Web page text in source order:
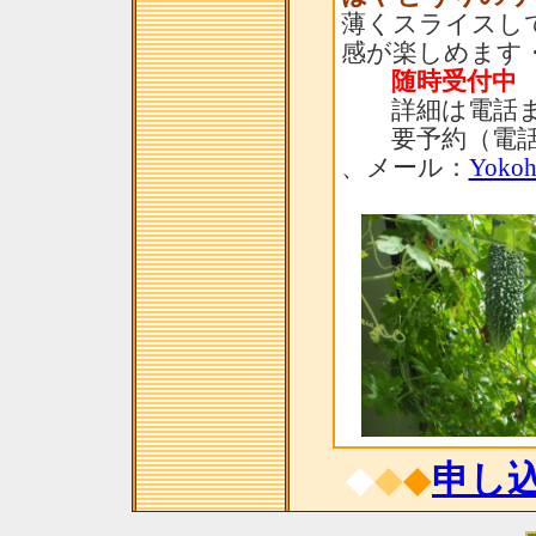
薄くスライスし
感が楽しめます
随時受付中
詳細は電話ま
要予約（電話
、メール：
◆◆◆申し